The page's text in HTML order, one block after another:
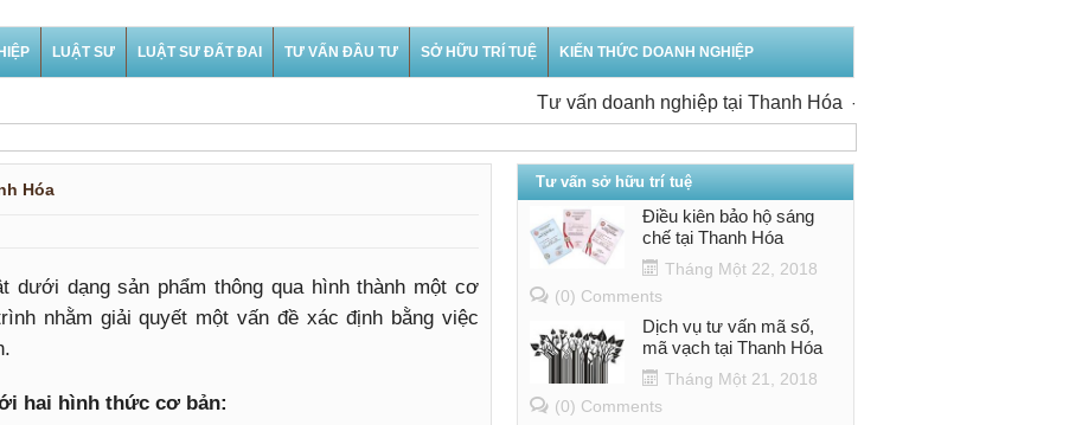
LUẬT SƯ LUẬT SƯ ĐẤT ĐAI TƯ VẤN ĐẦU TƯ SỞ HỮU TRÍ TUỆ KIẾN THỨC DOANH NGHIỆP
Tư vấn doanh nghiệp tại Thanh Hóa - Văn phòng tư vấn doanh
Hóa
dưới dạng sản phẩm thông qua hình thành một cơ
nhằm giải quyết một vấn đề xác định bằng việc
hai hình thức cơ bản:
Tư vấn sở hữu trí tuệ
Điều kiên bảo hộ sáng
chế tại Thanh Hóa
Tháng Một 22, 2018
(0) Comments
Dịch vụ tư vấn mã số,
mã vạch tại Thanh Hóa
Tháng Một 21, 2018
(0) Comments